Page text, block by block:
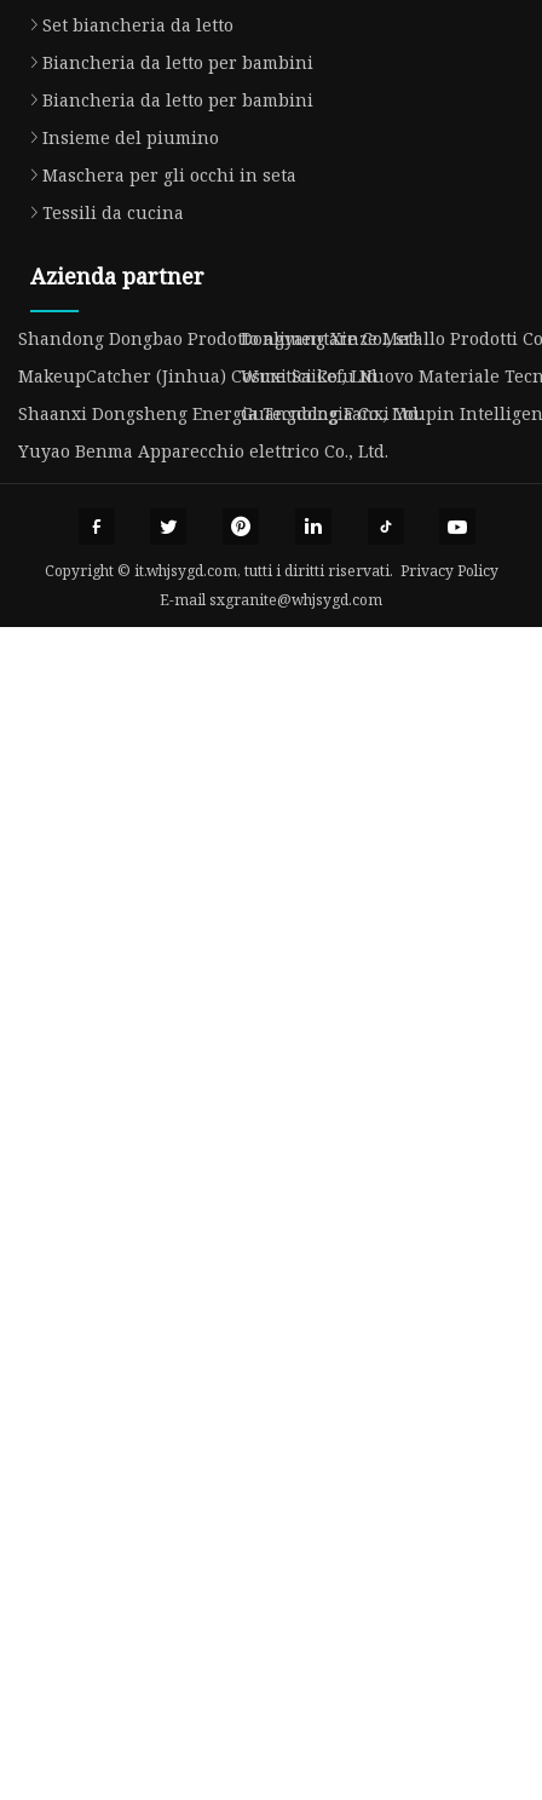
Set biancheria da letto
Biancheria da letto per bambini
Biancheria da letto per bambini
Insieme del piumino
Maschera per gli occhi in seta
Tessili da cucina
Azienda partner
Shandong Dongbao Prodotto alimentare Co., srl
Dongyang Xinze Metallo Prodotti
MakeupCatcher (Jinhua) Cosmetici Co., Ltd
Wuxi Saikefu Nuovo Materiale
Shaanxi Dongsheng Energia Tecnologia Co., Ltd.
Guangdong Fanxi Youpin
Yuyao Benma Apparecchio elettrico Co., Ltd.
Copyright © it.whjsygd.com, tutti i diritti riservati. Privacy Policy
E-mail sxgranite@whjsygd.com